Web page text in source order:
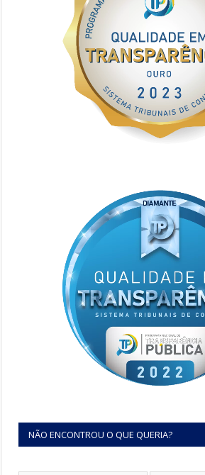
NÃO ENCONTROU O QUE QUERIA?